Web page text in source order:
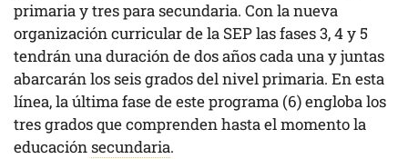
primaria y tres para secundaria. Con la nueva
organización curricular de la SEP las fases 3, 4 y 5
tendrán una duración de dos años cada una y juntas
abarcarán los seis grados del nivel primaria. En esta
línea, la última fase de este programa (6) engloba los
tres grados que comprenden hasta el momento la
educaciónsecundaria.